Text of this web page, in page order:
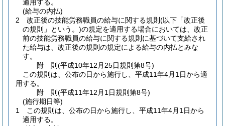
適用する。
(給与の内払)
2
改正後の技能労務職員の給与に関する規則 (以下「改正後
の規則」という。)の規定を適用する場合においては、改正
前の技能労務職員の給与に関する規則に基づいて支給され
た給与は、改正後の規則の規定による給与の内払とみな
す。
附 則(平成10年12月25日規則第8号)
この規則は、公布の日から施行し、平成11年4月1日から適
用する。
附 則(平成11年12月1日規則第8号)
(施行期日等)
1
この規則は、公布の日から施行し、平成11年4月1日から
適用する。